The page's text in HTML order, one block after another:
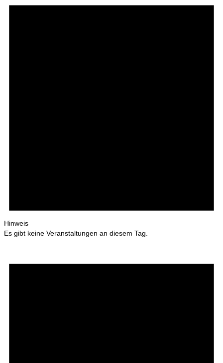
Hinweis
Es gibt keine Veranstaltungen an diesem Tag.